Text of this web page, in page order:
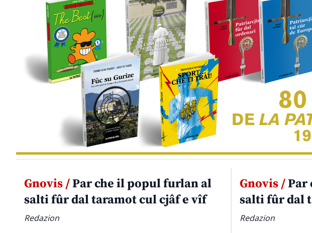
Gnovis /Par che il popul furlan al
salti fûr dal taramot cul cjâf e vîf
Redazion
Gnovis /Par
salti fûr dal
Redazion